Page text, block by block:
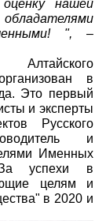
нашей
", –
в
Это первый
и эксперты
Русского
и
Именных
успехи в
целям и
в 2020 и